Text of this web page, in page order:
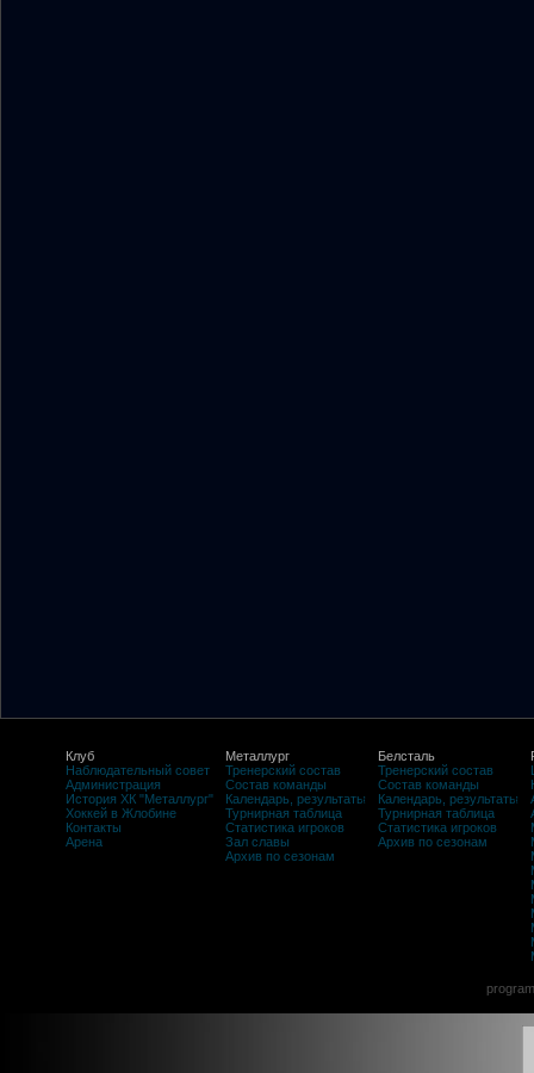
Клуб
Наблюдательный совет
Администрация
История ХК "Металлург"
Хоккей в Жлобине
Контакты
Арена
Металлург
Тренерский состав
Состав команды
Календарь, результаты
Турнирная таблица
Статистика игроков
Зал славы
Архив по сезонам
Белсталь
Тренерский состав
Состав команды
Календарь, результаты
Турнирная таблица
Статистика игроков
Архив по сезонам